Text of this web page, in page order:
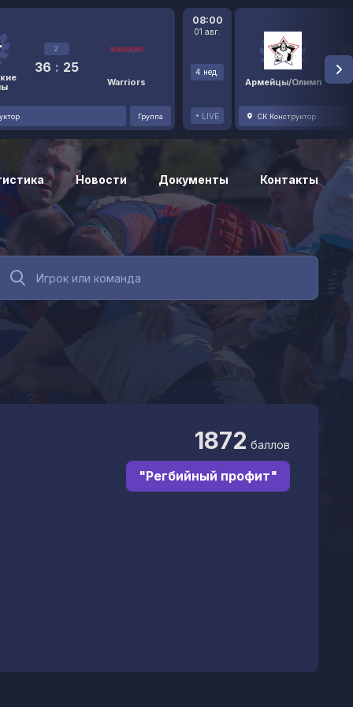
2
36 : 25
Warriors
Группа
08:00
01 авг.
4 нед.
LIVE
Армейцы/Олимп
48
СК Конструктор
Новости Документы Контакты
1872 баллов
"Регбийный профит"